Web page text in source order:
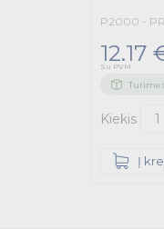
P2000 -
12.17
Su PVM
Turime
Kiekis
Į